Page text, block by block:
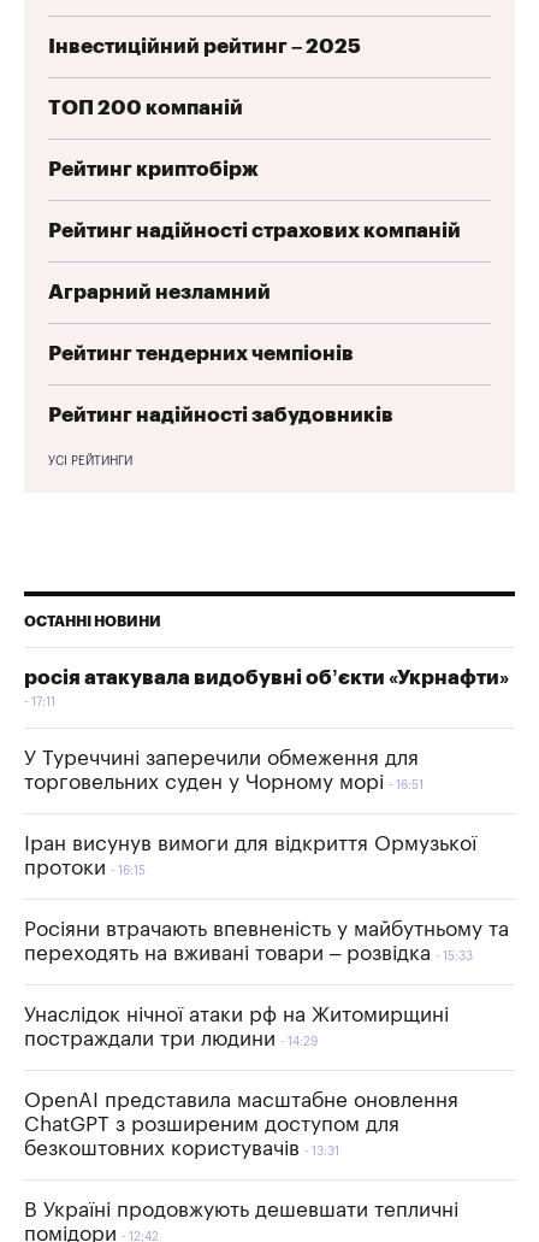
Інвестиційний рейтинг – 2025
ТОП 200 компаній
Рейтинг криптобірж
Рейтинг надійності страхових компаній
Аграрний незламний
Рейтинг тендерних чемпіонів
Рейтинг надійності забудовників
УСІ РЕЙТИНГИ
ОСТАННІ НОВИНИ
росія атакувала видобувні об’єкти «Укрнафти»
17:11
У Туреччині заперечили обмеження для
торговельних суден у Чорному морі
16:51
Іран висунув вимоги для відкриття Ормузької
протоки
16:15
Росіяни втрачають впевненість у майбутньому та
переходять на вживані товари – розвідка
15:33
Унаслідок нічної атаки рф на Житомирщині
постраждали три людини
14:29
OpenAI представила масштабне оновлення
ChatGPT з розширеним доступом для
безкоштовних користувачів
13:31
В Україні продовжують дешевшати тепличні
помідори
12:42